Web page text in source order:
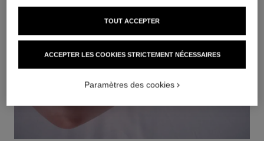
ACCEPTER LES COOKIES STRICTEMENT NÉCESSAIRES
TOUT ACCEPTER
Paramètres des cookies